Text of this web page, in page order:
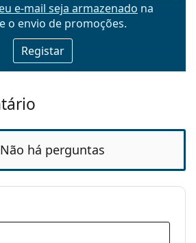
Email
e-mail seja armazenado na
o envio de promoções.
Não há perguntas